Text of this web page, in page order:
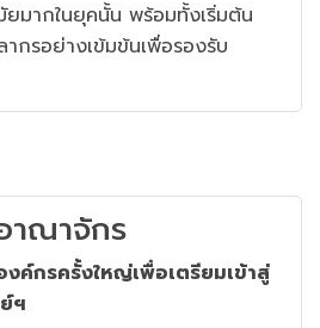
มากในยุคนั้น พร้อมทั้งเริ่มต้น
กรอย่างเข้มข้นเพื่อรองรับ
าณาจักร
งค์กรครั้งใหญ่เพื่อเตรียมเข้าสู่
ฯ